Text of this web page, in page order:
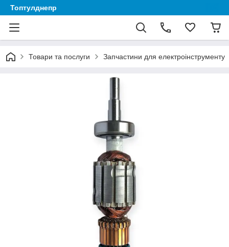
Топтулднепр
Товари та послуги Запчастини для електроінструменту